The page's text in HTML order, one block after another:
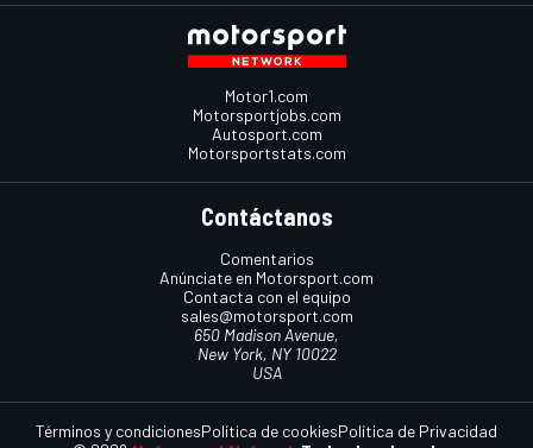
Motor1.com
Motorsportjobs.com
Autosport.com
Motorsportstats.com
Contáctanos
Comentarios
Anúnciate en Motorsport.com
Contacta con el equipo
sales@motorsport.com
650 Madison Avenue,
New York, NY 10022
USA
Términos y condicionesPolítica de cookiesPolítica de Privacidad